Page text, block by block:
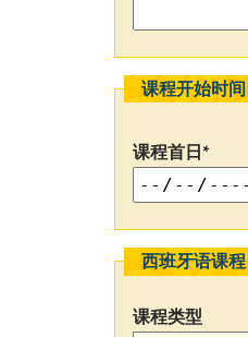
课程开始时间
课程首日*
西班牙语课程
课程类型